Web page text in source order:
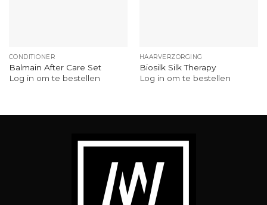
CONDITIONER
Balmain After Care Set
Log in om te bestellen
HAARVERZORGING
Biosilk Silk Therapy
Log in om te bestellen